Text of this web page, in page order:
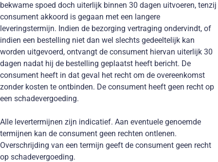
bekwame spoed doch uiterlijk binnen 30 dagen uitvoeren, tenzij
consument akkoord is gegaan met een langere
leveringstermijn. Indien de bezorging vertraging ondervindt, of
indien een bestelling niet dan wel slechts gedeeltelijk kan
worden uitgevoerd, ontvangt de consument hiervan uiterlijk 30
dagen nadat hij de bestelling geplaatst heeft bericht. De
consument heeft in dat geval het recht om de overeenkomst
zonder kosten te ontbinden. De consument heeft geen recht op
een schadevergoeding.
Alle levertermijnen zijn indicatief. Aan eventuele genoemde
termijnen kan de consument geen rechten ontlenen.
Overschrijding van een termijn geeft de consument geen recht
op schadevergoeding.